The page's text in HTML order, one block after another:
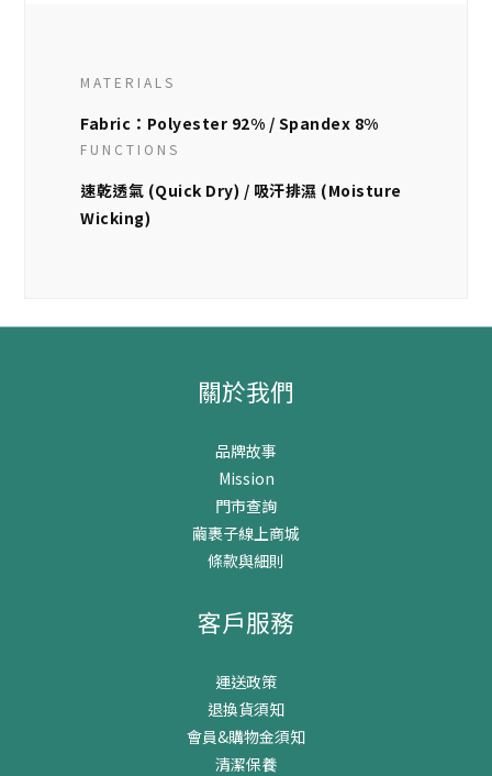
MATERIALS
Fabric：Polyester 92% / Spandex 8%
FUNCTIONS
速乾透氣 (Quick Dry) / 吸汗排濕 (Moisture
Wicking)
關於我們
品牌故事
Mission
門市查詢
繭裹子線上商城
條款與細則
客戶服務
運送政策
退換貨須知
會員&購物金須知
清潔保養